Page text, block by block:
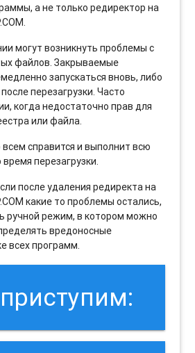
а не только редиректор на
могут возникнуть проблемы с
файлов. Закрываемые
запускаться вновь, либо
перезагрузки. Часто
когда недостаточно прав для
или файла.
всем справится и выполнит всю
перезагрузки.
после удаления редиректа на
какие то проблемы остались,
ручной режим, в котором можно
вредоносные
всех программ.